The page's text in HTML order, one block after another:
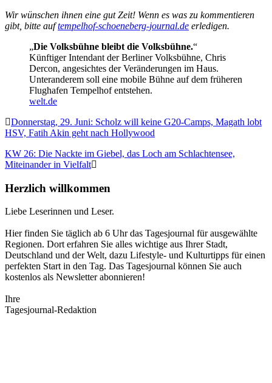
Wir wünschen ihnen eine gut Zeit! Wenn es was zu kommentieren
gibt, bitte auftempelhof-schoeneberg-journal.de erledigen.
„Die Volksbühne bleibt die Volksbühne.“
Künftiger Intendant der Berliner Volksbühne, Chris
Dercon, angesichtes der Veränderungen im Haus.
Unteranderem soll eine mobile Bühne auf dem früheren
Flughafen Tempelhof entstehen.
welt.de
Donnerstag, 29. Juni: Scholz will keine G20-Camps, Magath lobt
HSV, Fatih Akin geht nach Hollywood
KW 26: Die Nackte im Giebel, das Loch am Schlachtensee,
Miteinander in Vielfalt
Herzlich willkommen
Liebe Leserinnen und Leser.
Hier finden Sie täglich ab 6 Uhr das Tagesjournal für ausgewählte
Regionen. Dort erfahren Sie alles wichtige aus Ihrer Stadt,
Deutschland und der Welt, dazu Lifestyle- und Kulturtipps für einen
perfekten Start in den Tag. Das Tagesjournal können Sie auch
kostenlos als Newsletter abonnieren!
Ihre
Tagesjournal-Redaktion